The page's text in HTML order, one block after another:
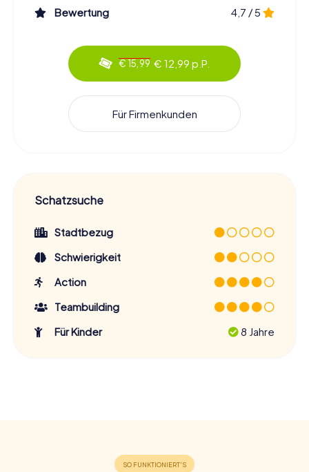
Bewertung 4,7 / 5
€ 15,99 € 12,99 p.P.
Für Firmenkunden
Schatzsuche
Stadtbezug
Schwierigkeit
Action
Teambuilding
Für Kinder
8 Jahre